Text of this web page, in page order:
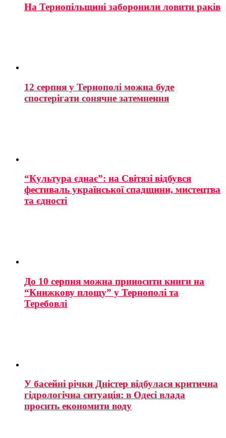
На Тернопільщині заборонили ловити раків
12 серпня у Тернополі можна буде
спостерігати сонячне затемнення
“Культура єднає”: на Світязі відбувся
фестиваль української спадщини, мистецтва
та єдності
До 10 серпня можна приносити книги на
“Книжкову площу” у Тернополі та
Теребовлі
У басейні річки Дністер відбулася критична
гідрологічна ситуація: в Одесі влада
просить економити воду